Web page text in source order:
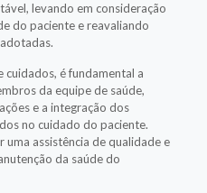
levando em consideração
do paciente e reavaliando
cuidados, é fundamental a
da equipe de saúde,
e a integração dos
no cuidado do paciente.
uma assistência de qualidade e
da saúde do